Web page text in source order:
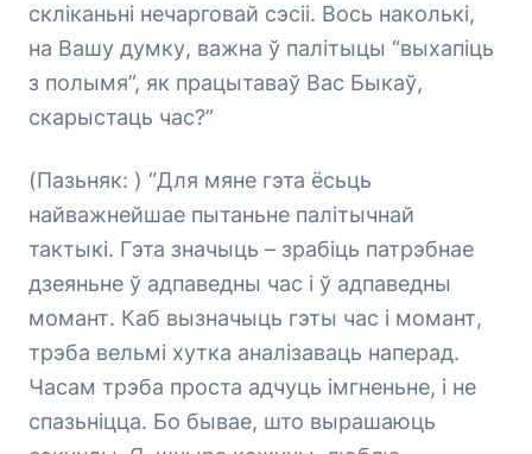
скліканьні нечарговай сэсіі. Вось наколькі,
на Вашу думку, важна ў палітыцы “выхапіць
з полымя”, як працытаваў Вас Быкаў,
скарыстаць час?”
(Пазьняк: ) “Для мяне гэта ёсьць
найважнейшае пытаньне палітычнай
тактыкі. Гэта значыць – зрабіць патрэбнае
дзеяньне ў адпаведны час і ў адпаведны
момант. Каб вызначыць гэты час і момант,
трэба вельмі хутка аналізаваць наперад.
Часам трэба проста адчуць імгненьне, і не
спазьніцца. Бо бывае, што вырашаюць